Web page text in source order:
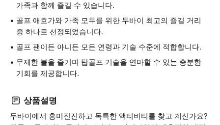
가족과 함께 즐길 수 있습니다.
골프 애호가와 가족 모두를 위한 두바이 최고의 즐길 거리
중 하나로 선정되었습니다.
골프 팬이든 아니든 모든 연령과 기술 수준에 적합합니다.
무제한 볼을 즐기며 탑골프 기술을 연마할 수 있는 충분한
기회를 제공합니다.
상품설명
두바이에서 흥미진진하고 독특한 액티비티를 찾고 계신가요?